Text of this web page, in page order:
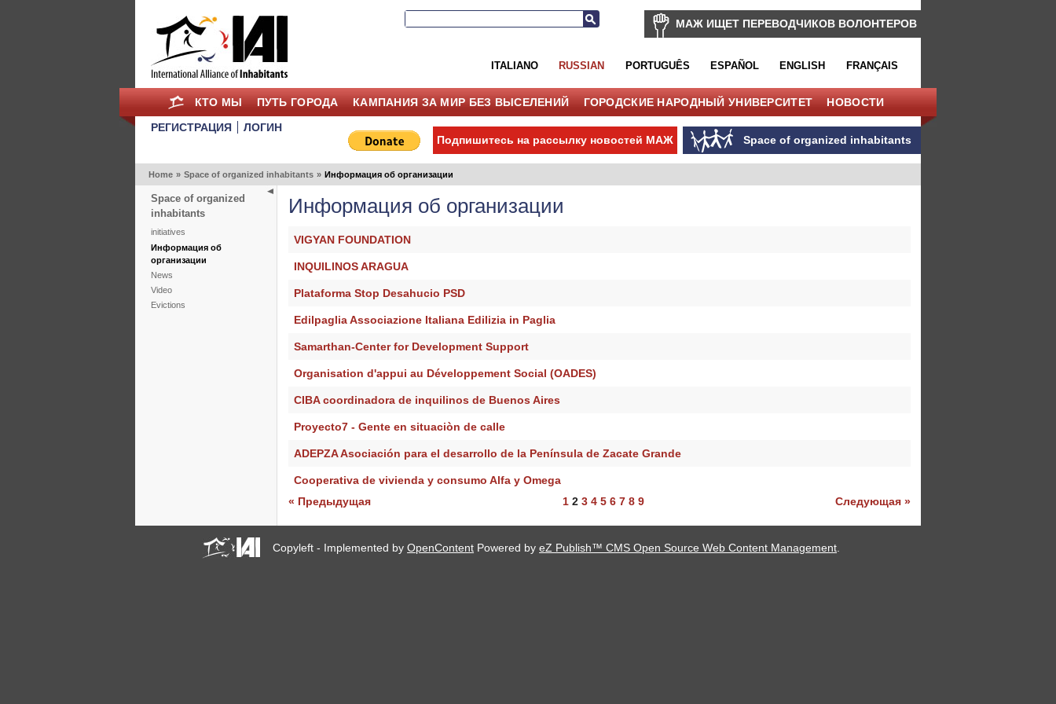
МАЖ ИЩЕТ ПЕРЕВОДЧИКОВ ВОЛОНТЕРОВ
ITALIANO RUSSIAN PORTUGUÊS ESPAÑOL ENGLISH FRANÇAIS
КТО МЫ ПУТЬ ГОРОДА КАМПАНИЯ ЗА МИР БЕЗ ВЫСЕЛЕНИЙ ГОРОДСКИЕ НАРОДНЫЙ УНИВЕРСИТЕТ НОВОСТИ
РЕГИСТРАЦИЯ
ЛОГИН
Space of organized inhabitants
Подпишитесь на рассылку новостей МАЖ
Home » Space of organized inhabitants » Информация об организации
Space of organized
inhabitants
initiatives
Информация об
организации
News
Video
Evictions
Информация об организации
VIGYAN FOUNDATION
INQUILINOS ARAGUA
Plataforma Stop Desahucio PSD
Edilpaglia Associazione Italiana Edilizia in Paglia
Samarthan-Center for Development Support
Organisation d'appui au Développement Social (OADES)
CIBA coordinadora de inquilinos de Buenos Aires
Proyecto7 - Gente en situaciòn de calle
ADEPZA Asociación para el desarrollo de la Península de Zacate Grande
Cooperativa de vivienda y consumo Alfa y Omega
« Предыдущая
Следующая »
1 2 3 4 5 6 7 8 9
Copyleft - Implemented byOpenContent Powered byeZ Publish™ CMS Open Source Web Content Management.